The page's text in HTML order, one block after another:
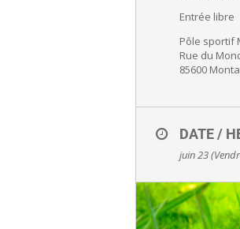
Entrée libre
Pôle sportif
Rue du
85600
DATE /
juin 23